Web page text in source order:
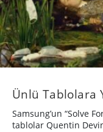
Ünlü Tablolara
Samsung’un “Solve
tablolar Quentin